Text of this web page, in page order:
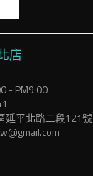
店
- PM9:00
延平北路二段121號